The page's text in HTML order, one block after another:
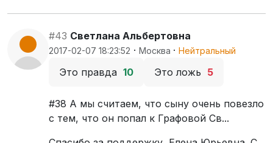
#43 Светлана Альбертовна
2017-02-07 18:23:52 · Москва · Нейтральный
Это правда 10 Это ложь 5
#38 А мы считаем, что сыну очень повезло
с тем, что он попал к Графовой Св...